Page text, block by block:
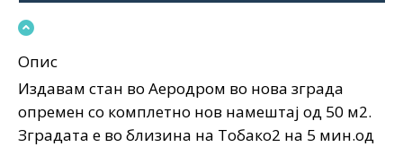
Опис
Издавам стан во Аеродром во нова зграда
опремен со комплетно нов намештај од 50 м2.
Зградата е во близина на Тобако2 на 5 мин.од